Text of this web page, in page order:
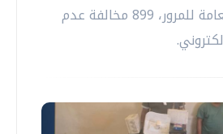
حرر رجال الإدارة العامة للمرور، 899 مخالفة عدم